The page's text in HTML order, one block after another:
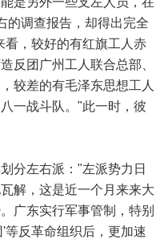
的调查报告，却得出完全
看，较好的有红旗工人赤
反团广州工人联合总部、
较差的有毛泽东思想工人
一战斗队。"此一时，彼
分左右派："左派势力日
解，这是近一个月来来大
广东实行军事管制，特别
等反革命组织后，更加速